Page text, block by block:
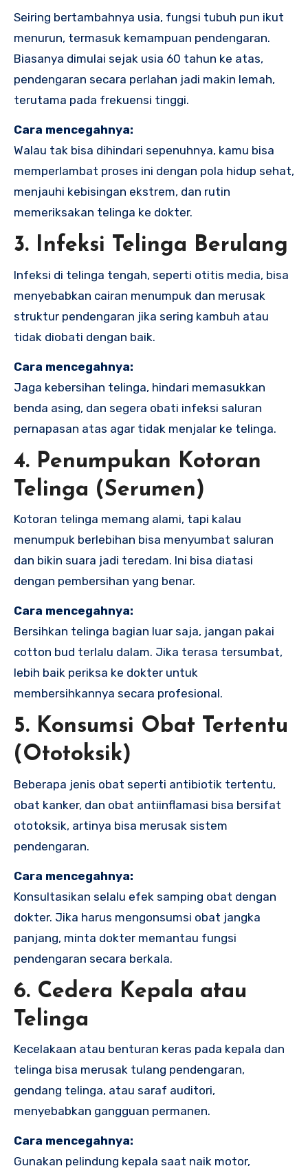
Seiring bertambahnya usia, fungsi tubuh pun ikut
menurun, termasuk kemampuan pendengaran.
Biasanya dimulai sejak usia 60 tahun ke atas,
pendengaran secara perlahan jadi makin lemah,
terutama pada frekuensi tinggi.
Cara mencegahnya:
Walau tak bisa dihindari sepenuhnya, kamu bisa
memperlambat proses ini dengan pola hidup sehat,
menjauhi kebisingan ekstrem, dan rutin
memeriksakan telinga ke dokter.
3. Infeksi Telinga Berulang
Infeksi di telinga tengah, seperti otitis media, bisa
menyebabkan cairan menumpuk dan merusak
struktur pendengaran jika sering kambuh atau
tidak diobati dengan baik.
Cara mencegahnya:
Jaga kebersihan telinga, hindari memasukkan
benda asing, dan segera obati infeksi saluran
pernapasan atas agar tidak menjalar ke telinga.
4. Penumpukan Kotoran
Telinga (Serumen)
Kotoran telinga memang alami, tapi kalau
menumpuk berlebihan bisa menyumbat saluran
dan bikin suara jadi teredam. Ini bisa diatasi
dengan pembersihan yang benar.
Cara mencegahnya:
Bersihkan telinga bagian luar saja, jangan pakai
cotton bud terlalu dalam. Jika terasa tersumbat,
lebih baik periksa ke dokter untuk
membersihkannya secara profesional.
5. Konsumsi Obat Tertentu
(Ototoksik)
Beberapa jenis obat seperti antibiotik tertentu,
obat kanker, dan obat antiinflamasi bisa bersifat
ototoksik, artinya bisa merusak sistem
pendengaran.
Cara mencegahnya:
Konsultasikan selalu efek samping obat dengan
dokter. Jika harus mengonsumsi obat jangka
panjang, minta dokter memantau fungsi
pendengaran secara berkala.
6. Cedera Kepala atau
Telinga
Kecelakaan atau benturan keras pada kepala dan
telinga bisa merusak tulang pendengaran,
gendang telinga, atau saraf auditori,
menyebabkan gangguan permanen.
Cara mencegahnya:
Gunakan pelindung kepala saat naik motor,